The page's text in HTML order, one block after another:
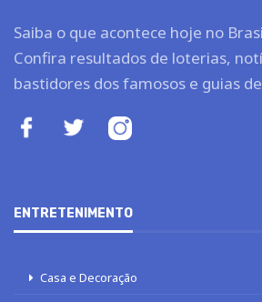
Saiba o que acontece hoje no
Confira resultados de loterias,
bastidores dos famosos e guias
ENTRETENIMENTO
Casa e Decoração